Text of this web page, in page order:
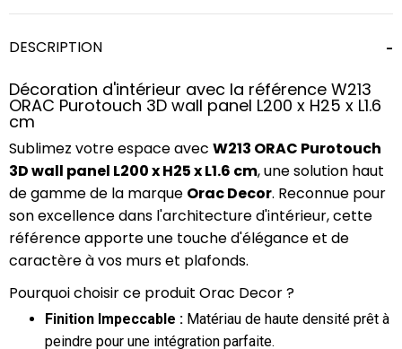
DESCRIPTION
Décoration d'intérieur avec la référence W213
ORAC Purotouch 3D wall panel L200 x H25 x L1.6
cm
Sublimez votre espace avec W213 ORAC Purotouch
3D wall panel L200 x H25 x L1.6 cm, une solution haut
de gamme de la marque Orac Decor. Reconnue pour
son excellence dans l'architecture d'intérieur, cette
référence apporte une touche d'élégance et de
caractère à vos murs et plafonds.
Pourquoi choisir ce produit Orac Decor ?
Finition Impeccable : Matériau de haute densité prêt à
peindre pour une intégration parfaite.